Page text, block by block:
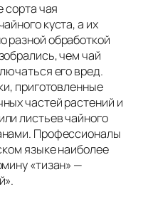
сорта чая
куста, а их
разной обработкой
чем чай
его вред.
приготовленные
частей растений и
листьев чайного
Профессионалы
языке наиболее
«тизан» —